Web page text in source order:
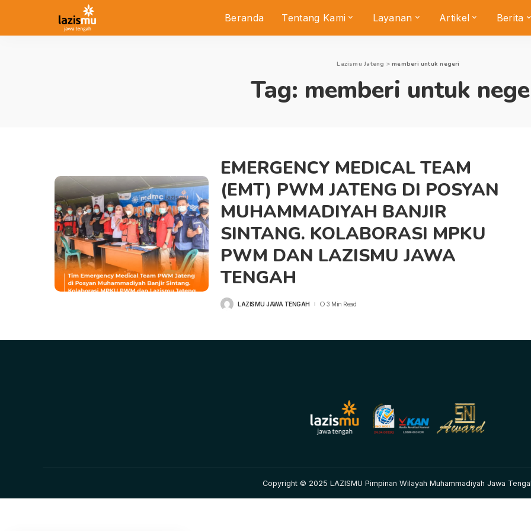
Beranda Tentang Kami Layanan Artikel Berita
Lazismu Jateng >memberi untuk negeri
Tag: memberi untuk
EMERGENCY MEDICAL TEAM
(EMT) PWM JATENG DI POSYAN
MUHAMMADIYAH BANJIR
SINTANG. KOLABORASI MPKU
PWM DAN LAZISMU JAWA
TENGAH
LAZISMU JAWA TENGAH 3 Min Read
Copyright © 2025 LAZISMU Pimpinan Wilayah Muhammadiyah Jawa